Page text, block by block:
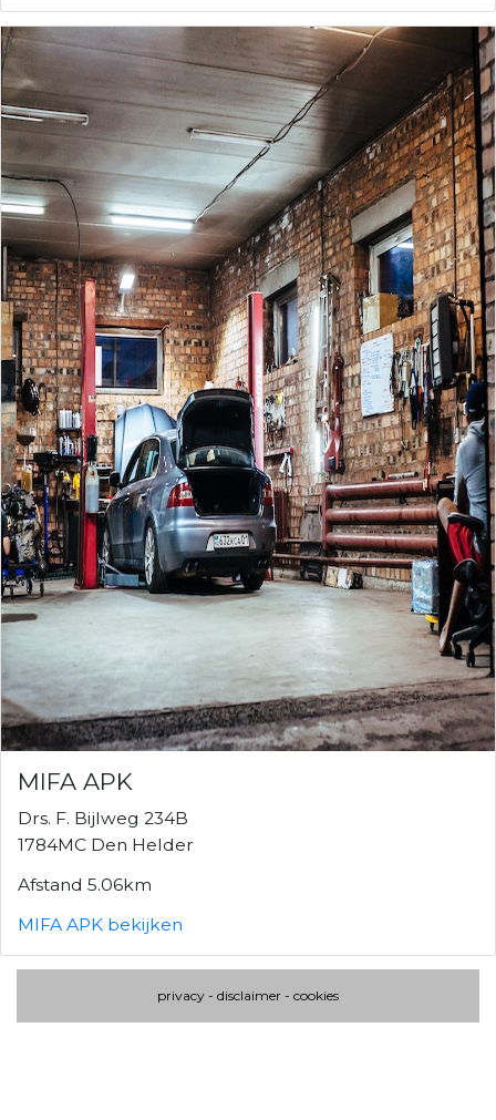
MIFA APK
Drs. F. Bijlweg 234B
1784MC Den Helder
Afstand 5.06km
MIFA APK bekijken
privacy - disclaimer - cookies